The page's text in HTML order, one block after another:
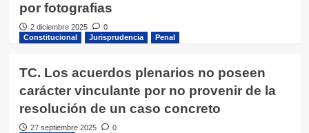
por fotografias
2 diciembre 2025
0
Constitucional
Jurisprudencia Penal
TC. Los acuerdos plenarios no poseen
carácter vinculante por no provenir de la
resolución de un caso concreto
27 septiembre 2025
0